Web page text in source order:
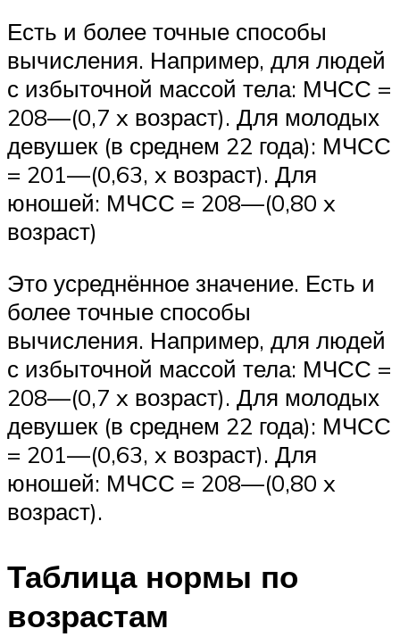
Есть и более точные способы
вычисления. Например, для людей
с избыточной массой тела: МЧСС =
208—(0,7 x возраст). Для молодых
девушек (в среднем 22 года): МЧСС
= 201—(0,63, x возраст). Для
юношей: МЧСС = 208—(0,80 x
возраст)
Это усреднённое значение. Есть и
более точные способы
вычисления. Например, для людей
с избыточной массой тела: МЧСС =
208—(0,7 x возраст). Для молодых
девушек (в среднем 22 года): МЧСС
= 201—(0,63, x возраст). Для
юношей: МЧСС = 208—(0,80 x
возраст).
Таблица нормы по
возрастам